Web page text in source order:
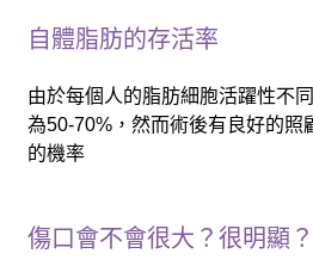
自體脂肪的存活率
由於每個人的脂肪細胞活躍性不
為50-70%，然而術後有良好的照
的機率
傷口會不會很大？很明顯？